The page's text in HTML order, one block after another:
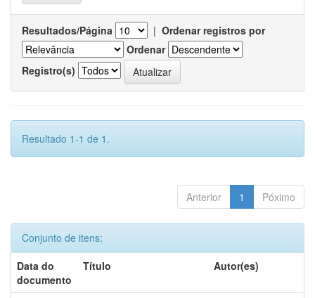
Resultados/Página | Ordenar registros por
Ordenar
Registro(s)
Resultado 1-1 de 1.
Anterior 1 Póximo
Conjunto de itens:
Data do
documento
Título Autor(es)